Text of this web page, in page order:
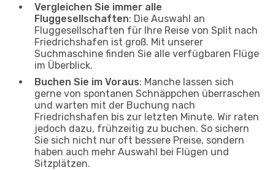
Vergleichen Sie immer alle
Fluggesellschaften: Die Auswahl an
Fluggesellschaften für Ihre Reise von Split nach
Friedrichshafen ist groß. Mit unserer
Suchmaschine finden Sie alle verfügbaren Flüge
im Überblick.
Buchen Sie im Voraus: Manche lassen sich
gerne von spontanen Schnäppchen überraschen
und warten mit der Buchung nach
Friedrichshafen bis zur letzten Minute. Wir raten
jedoch dazu, frühzeitig zu buchen. So sichern
Sie sich nicht nur oft bessere Preise, sondern
haben auch mehr Auswahl bei Flügen und
Sitzplätzen.